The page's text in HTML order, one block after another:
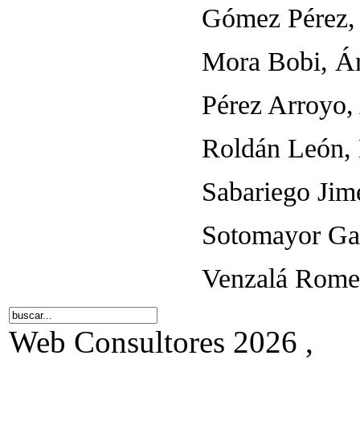
Gómez Pérez,
Mora Bobi,
Pérez
Roldán León,
Sabariego
Sotomayor
Venzalá
Web Consultores 2026 ,